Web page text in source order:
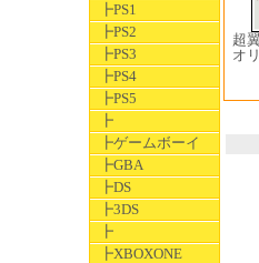
┣PS1
┣PS2
┣PS3
┣PS4
┣PS5
┣
┣ゲームボーイ
┣GBA
┣DS
┣3DS
┣
┣XBOXONE
超
オ